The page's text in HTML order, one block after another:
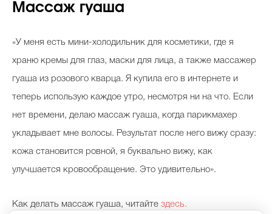
Массаж гуаша
«У меня есть мини-холодильник для косметики, где я
храню кремы для глаз, маски для лица, а также массажер
гуаша из розового кварца. Я купила его в интернете и
теперь использую каждое утро, несмотря ни на что. Если
нет времени, делаю массаж гуаша, когда парикмахер
укладывает мне волосы. Результат после него вижу сразу:
кожа становится ровной, я буквально вижу, как
улучшается кровообращение. Это удивительно».
Как делать массаж гуаша, читайте здесь.